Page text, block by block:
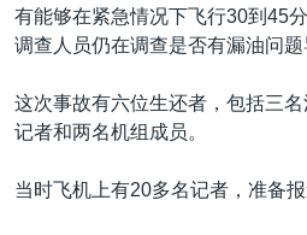
有能够在紧急情况下飞行30到45
调查人员仍在调查是否有漏油问题
这次事故有六位生还者，包括三
记者和两名机组成员。
当时飞机上有20多名记者，准备